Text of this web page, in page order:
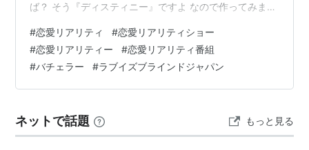
ば？ そう『ディスティニー』ですよ なので作ってみまし
命』の相手は『運』でつかみ取れ！ です こういうの考え
てみるのも面白いですし、もしガチできたらマジで笑え
るじゃないですか w何より『もしも』を考えるのは楽し
いので じゃ、さっそくいってみましょ 1・『R.P.S.D.メア
#恋愛リアリティ #恋愛リアリティショー
#恋愛リアリティー #恋愛リアリティ番組
#バチェラー #ラブイズブラインドジャパン
ネットで話題 もっと見る